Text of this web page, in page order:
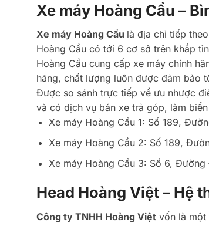
Xe máy Hoàng Cầu –
Xe máy Hoàng Cầu là địa chỉ tiếp
Hoàng Cầu có tới 6 cơ sở trên khắp
Hoàng Cầu cung cấp xe máy chính
hãng, chất lượng luôn được đảm bảo
Được so sánh trực tiếp về ưu nhược
và có dịch vụ bán xe trả góp, làm
Xe máy Hoàng Cầu 1: Số 189,
Xe máy Hoàng Cầu 2: Số 189,
Xe máy Hoàng Cầu 3: Số 6,
Head Hoàng Việt – Hệ
Công ty TNHH Hoàng Việt vốn là một